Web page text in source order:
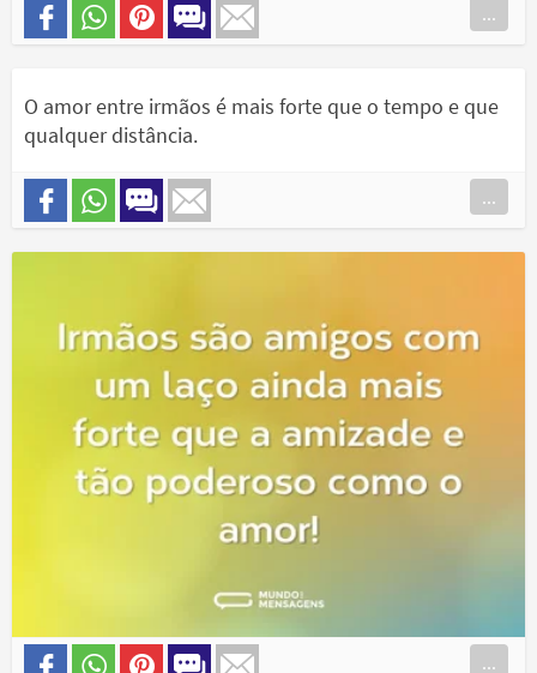
...
O amor entre irmãos é mais forte que o tempo e que
qualquer distância.
...
...